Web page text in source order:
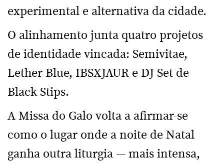
experimental e alternativa da cidade.
O alinhamento junta quatro projetos
de identidade vincada: Semivitae,
Lether Blue, IBSXJAUR e DJ Set de
Black Stips.
A Missa do Galo volta a afirmar-se
como o lugar onde a noite de Natal
ganha outra liturgia — mais intensa,